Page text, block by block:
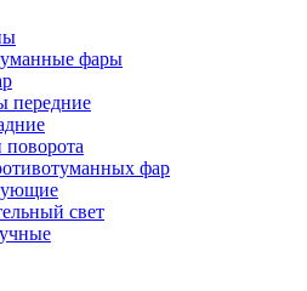
фары
передние
поворота
фар
свет